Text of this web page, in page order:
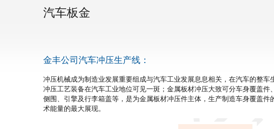
汽车板金
金丰公司汽车冲压生产线：
冲压机械成为制造业发展重要组成与汽车工业发展息息相关，在汽车的整
冲压工艺装备在汽车工业地位可见一斑；金属板材冲压大致可分车身覆盖
侧围、引擎及行李箱盖等，是为金属板材冲压件主体，生产制造车身覆盖
术能量的最大展现。